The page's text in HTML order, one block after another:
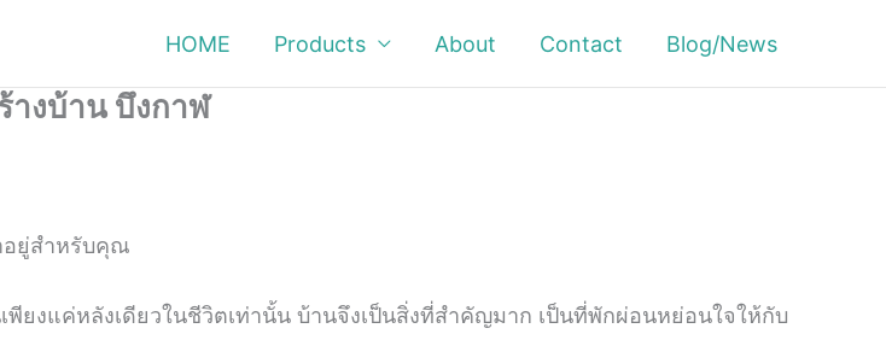
HOME Products About Contact Blog/News
างบ้าน บึงกาฬ
อยู่สำหรับคุณ
ยงแค่หลังเดียวในชีวิตเท่านั้น บ้านจึงเป็นสิ่งที่สำคัญมาก เป็นที่พักผ่อนหย่อนใจให้กับ